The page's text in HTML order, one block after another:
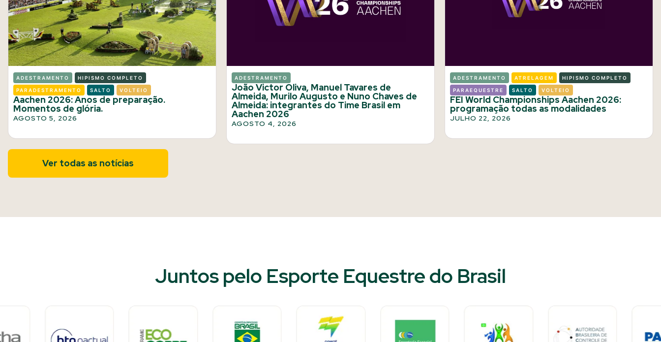
ADESTRAMENTO HIPISMO COMPLETO
PARADESTRAMENTO SALTO VOLTEIO
Aachen 2026: Anos de preparação.
Momentos de glória.
AGOSTO 5, 2026
ADESTRAMENTO
João Victor Oliva, Manuel Tavares de
Almeida, Murilo Augusto e Nuno Chaves de
Almeida: integrantes do Time Brasil em
Aachen 2026
AGOSTO 4, 2026
ADESTRAMENTO ATRELAGEM HIPISMO COMPLETO
PARAEQUESTRE SALTO VOLTEIO
FEI World Championships Aachen 2026:
programação todas as modalidades
JULHO 22, 2026
Ver todas as notícias
Juntos pelo Esporte Equestre do Brasil​